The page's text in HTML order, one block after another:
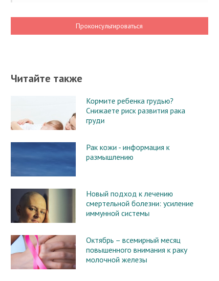
Проконсультироваться
Читайте также
Кормите ребенка грудью?
Снижаете риск развития рака
груди
Рак кожи - информация к
размышлению
Новый подход к лечению
смертельной болезни: усиление
иммунной системы
Октябрь – всемирный месяц
повышенного внимания к раку
молочной железы